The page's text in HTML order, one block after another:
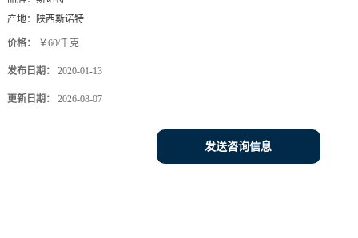
产地：
陕西斯诺特
价格： ￥60/千克
发布日期： 2020-01-13
更新日期： 2026-08-07
发送咨询信息